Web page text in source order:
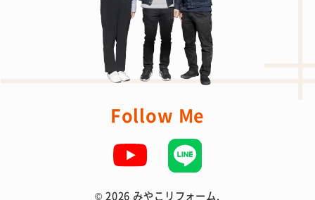
Follow Me
© 2026 みやこリフォーム.